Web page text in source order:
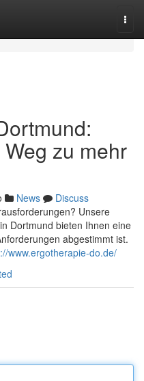
zu mehr
News
Discuss
Unsere
Dortmund bieten Ihnen eine
abgestimmt ist.
www.ergotherapie-do.de/